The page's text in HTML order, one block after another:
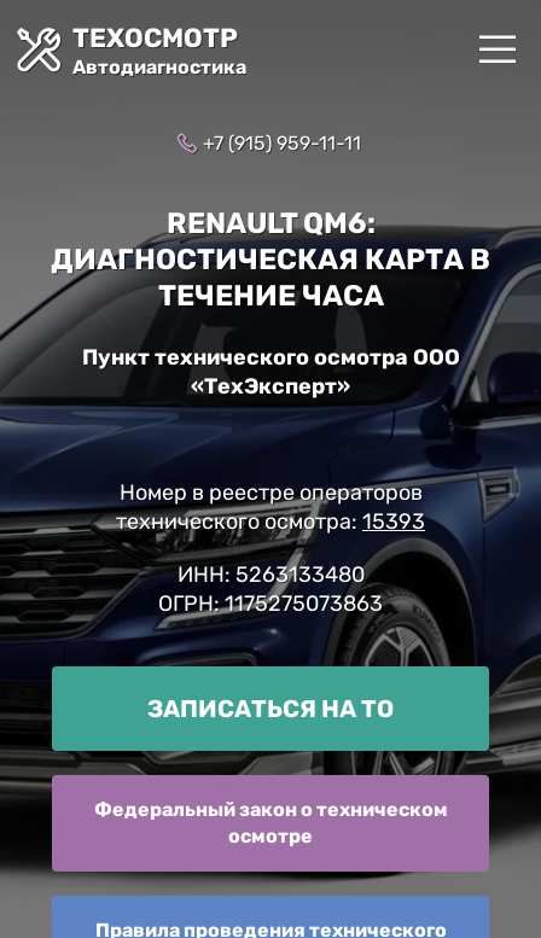
ТЕХОСМОТР
Автодиагностика
+7 (915) 959-11-11
RENAULT QM6:
ДИАГНОСТИЧЕСКАЯ КАРТА В
ТЕЧЕНИЕ ЧАСА
Пункт технического осмотра ООО
«ТехЭксперт»
Номер в реестре операторов
технического осмотра: 15393
ИНН: 5263133480
ОГРН: 1175275073863
ЗАПИСАТЬСЯ НА ТО
Федеральный закон о техническом
осмотре
Правила проведения технического